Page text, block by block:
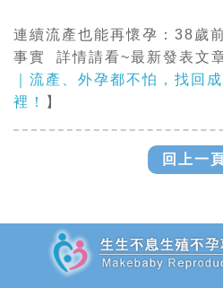
連續流產也能再懷孕：38歲
事實詳情請看~最新發表文
｜流產、外孕都不怕，找回
裡！
】
回上一